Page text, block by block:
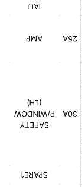
IAU
AMP 25A
SAFETY
P/WINDOW
(LH)
30A
SPARE1